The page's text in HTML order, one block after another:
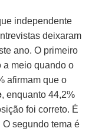
independente
deixaram
ano. O primeiro
a meio quando o
afirmam que o
, enquanto 44,2%
foi correto. É
O segundo tema é